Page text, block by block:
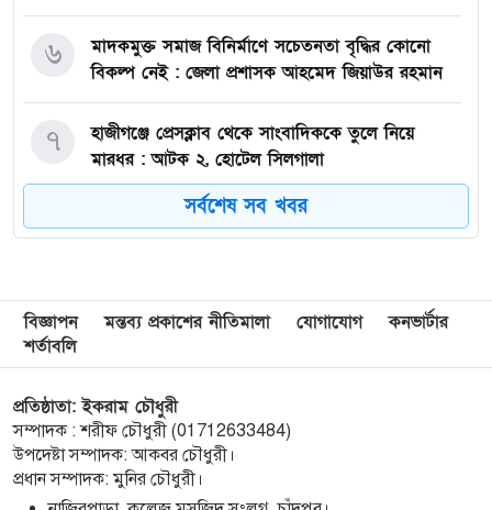
মাদকমুক্ত সমাজ বিনির্মাণে সচেতনতা বৃদ্ধির কোনো
বিকল্প নেই : জেলা প্রশাসক আহমেদ জিয়াউর রহমান
৬
হাজীগঞ্জে প্রেসক্লাব থেকে সাংবাদিককে তুলে নিয়ে
মারধর : আটক ২, হোটেল সিলগালা
৭
মতলব উত্তরে কালাম এন্টারপ্রাইজের মালিককে ২৫
হাজার টাকা জরিমানা
৮
মেরিল প্রথম আলো সমালোচক পুরস্কার ২০২৫ : সেরা
অভিনেতার চূড়ান্ত মনোনয়নে জায়গা করে নিলেন
৯
চাঁদপুরে জাতীয় বিজ্ঞান ও প্রযুক্তি সপ্তাহ উদযাপনের
লক্ষে প্রস্তুতিমূলক সভা
১০
সর্বশেষ সব খবর
বিজ্ঞাপন মন্তব্য প্রকাশের নীতিমালা যোগাযোগ
কনভার্টার
শর্তাবলি
প্রতিষ্ঠাতা: ইকরাম চৌধুরী
সম্পাদক : শরীফ চৌধুরী (01712633484)
উপদেষ্টা সম্পাদক: আকবর চৌধুরী।
প্রধান সম্পাদক: মুনির চৌধুরী।